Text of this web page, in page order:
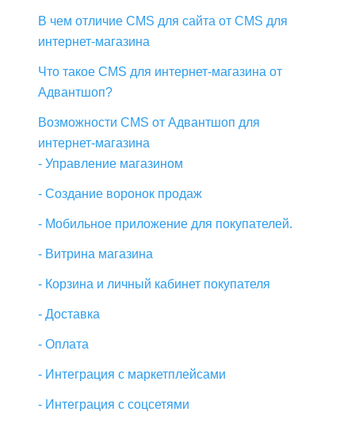
В чем отличие CMS для сайта от CMS для
интернет-магазина
Что такое CMS для интернет-магазина от
Адвантшоп?
Возможности CMS от Адвантшоп для
интернет-магазина
- Управление магазином
- Создание воронок продаж
- Мобильное приложение для покупателей.
- Витрина магазина
- Корзина и личный кабинет покупателя
- Доставка
- Оплата
- Интеграция с маркетплейсами
- Интеграция с соцсетями